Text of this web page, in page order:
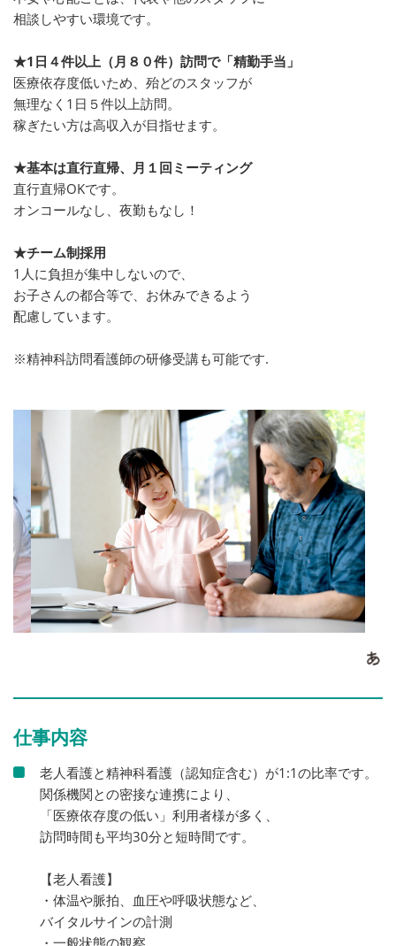
相談しやすい環境です。
★1日４件以上（月８０件）訪問で「精勤手当」
医療依存度低いため、殆どのスタッフが
無理なく1日５件以上訪問。
稼ぎたい方は高収入が目指せます。
★基本は直行直帰、月１回ミーティング
直行直帰OKです。
オンコールなし、夜勤もなし！
★チーム制採用
1人に負担が集中しないので、
お子さんの都合等で、お休みできるよう
配慮しています。
※精神科訪問看護師の研修受講も可能です.
仕事内容
老人看護と精神科看護（認知症含む）が1:1の比率です。
関係機関との密接な連携により、
「医療依存度の低い」利用者様が多く、
訪問時間も平均30分と短時間です。
【老人看護】
・体温や脈拍、血圧や呼吸状態など、
バイタルサインの計測